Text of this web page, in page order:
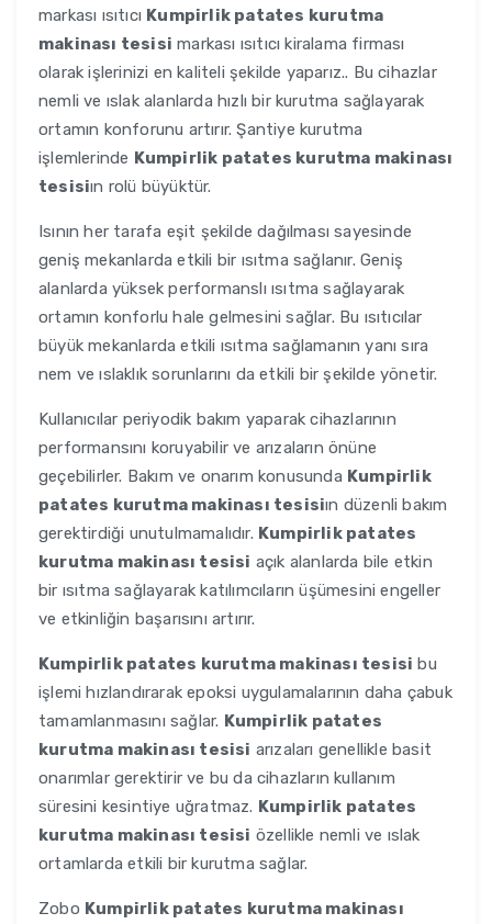
markası ısıtıcı Kumpirlik patates kurutma
makinası tesisi markası ısıtıcı kiralama firması
olarak işlerinizi en kaliteli şekilde yaparız.. Bu cihazlar
nemli ve ıslak alanlarda hızlı bir kurutma sağlayarak
ortamın konforunu artırır. Şantiye kurutma
işlemlerinde Kumpirlik patates kurutma makinası
tesisiın rolü büyüktür.
Isının her tarafa eşit şekilde dağılması sayesinde
geniş mekanlarda etkili bir ısıtma sağlanır. Geniş
alanlarda yüksek performanslı ısıtma sağlayarak
ortamın konforlu hale gelmesini sağlar. Bu ısıtıcılar
büyük mekanlarda etkili ısıtma sağlamanın yanı sıra
nem ve ıslaklık sorunlarını da etkili bir şekilde yönetir.
Kullanıcılar periyodik bakım yaparak cihazlarının
performansını koruyabilir ve arızaların önüne
geçebilirler. Bakım ve onarım konusunda Kumpirlik
patates kurutma makinası tesisiın düzenli bakım
gerektirdiği unutulmamalıdır. Kumpirlik patates
kurutma makinası tesisi açık alanlarda bile etkin
bir ısıtma sağlayarak katılımcıların üşümesini engeller
ve etkinliğin başarısını artırır.
Kumpirlik patates kurutma makinası tesisi bu
işlemi hızlandırarak epoksi uygulamalarının daha çabuk
tamamlanmasını sağlar. Kumpirlik patates
kurutma makinası tesisi arızaları genellikle basit
onarımlar gerektirir ve bu da cihazların kullanım
süresini kesintiye uğratmaz. Kumpirlik patates
kurutma makinası tesisi özellikle nemli ve ıslak
ortamlarda etkili bir kurutma sağlar.
Zobo Kumpirlik patates kurutma makinası